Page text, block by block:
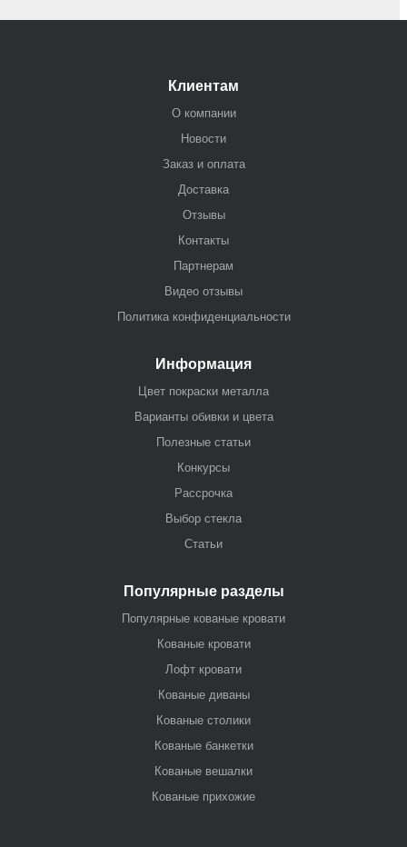
Клиентам
О компании
Новости
Заказ и оплата
Доставка
Отзывы
Контакты
Партнерам
Видео отзывы
Политика конфиденциальности
Информация
Цвет покраски металла
Варианты обивки и цвета
Полезные статьи
Конкурсы
Рассрочка
Выбор стекла
Статьи
Популярные разделы
Популярные кованые кровати
Кованые кровати
Лофт кровати
Кованые диваны
Кованые столики
Кованые банкетки
Кованые вешалки
Кованые прихожие